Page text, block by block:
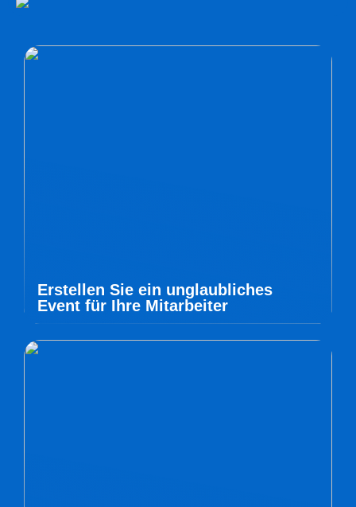
Erstellen Sie ein unglaubliches
Event für Ihre Mitarbeiter